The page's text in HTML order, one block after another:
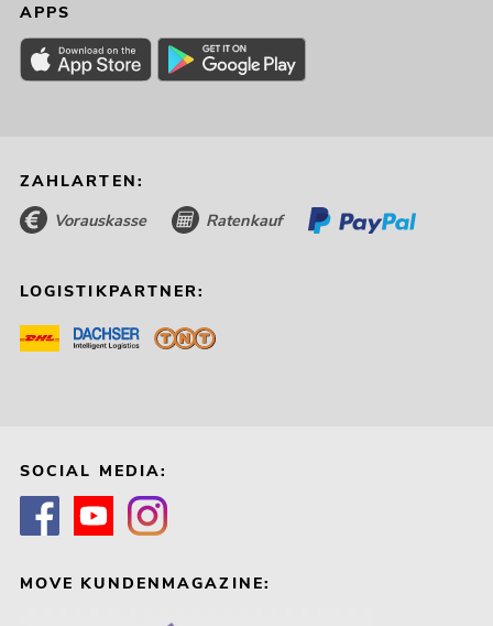
APPS
ZAHLARTEN:
Vorauskasse Ratenkauf
LOGISTIKPARTNER:
SOCIAL MEDIA:
MOVE KUNDENMAGAZINE: